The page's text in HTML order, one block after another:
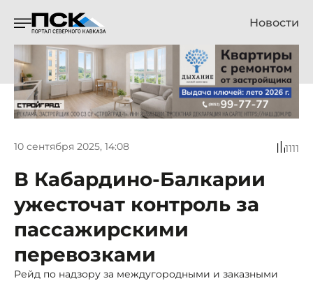
Новости
10 сентября 2025, 14:08 1111
В Кабардино-Балкарии
ужесточат контроль за
пассажирскими
перевозками
Рейд по надзору за междугородными и заказными